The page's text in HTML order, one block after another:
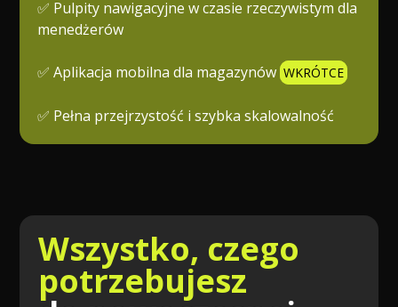
✅ Pulpity nawigacyjne w czasie rzeczywistym dla
menedżerów
✅ Aplikacja mobilna dla magazynów WKRÓTCE
✅ Pełna przejrzystość i szybka skalowalność
Wszystko, czego
potrzebujesz